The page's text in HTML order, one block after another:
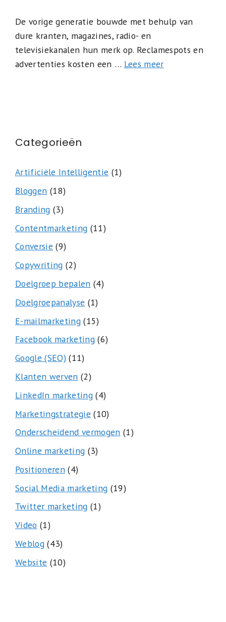
De vorige generatie bouwde met behulp van
dure kranten, magazines, radio- en
televisiekanalen hun merk op. Reclamespots en
advertenties kosten een … Lees meer
Categorieën
Artificiële Intelligentie (1)
Bloggen (18)
Branding (3)
Contentmarketing (11)
Conversie (9)
Copywriting (2)
Doelgroep bepalen (4)
Doelgroepanalyse (1)
E-mailmarketing(15)
Facebook marketing(6)
Google (SEO)(11)
Klanten werven (2)
LinkedIn marketing(4)
Marketingstrategie (10)
Onderscheidend vermogen (1)
Online marketing (3)
Positioneren(4)
Social Media marketing (19)
Twitter marketing (1)
Video (1)
Weblog(43)
Website (10)